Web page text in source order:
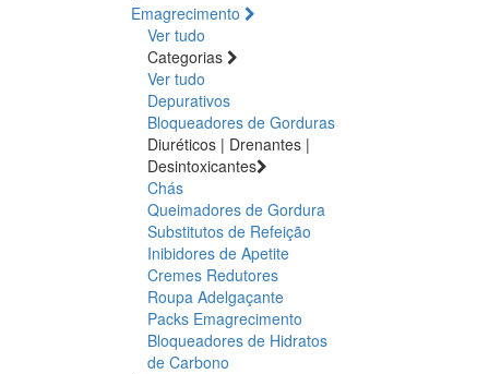
Emagrecimento
Ver tudo
Categorias
Ver tudo
Depurativos
Bloqueadores de Gorduras
Diuréticos | Drenantes |
Desintoxicantes
Chás
Queimadores de Gordura
Substitutos de Refeição
Inibidores de Apetite
Cremes Redutores
Roupa Adelgaçante
Packs Emagrecimento
Bloqueadores de Hidratos
de Carbono